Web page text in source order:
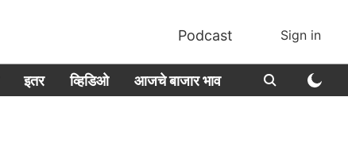
Podcast Sign in
इतर व्हिडिओ आजचे बाजार भाव